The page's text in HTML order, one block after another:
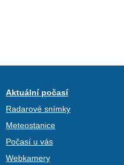
Aktuální počasí
Radarové snímky
Meteostanice
Počasí u vás
Webkamery